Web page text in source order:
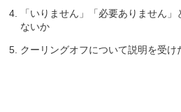
「いりません」「必要ありません
ないか
クーリングオフについて説明を受け